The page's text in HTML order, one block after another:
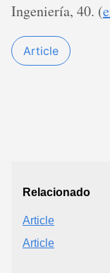
Ingeniería, 40. (
Article
Relacionado
Article
Article